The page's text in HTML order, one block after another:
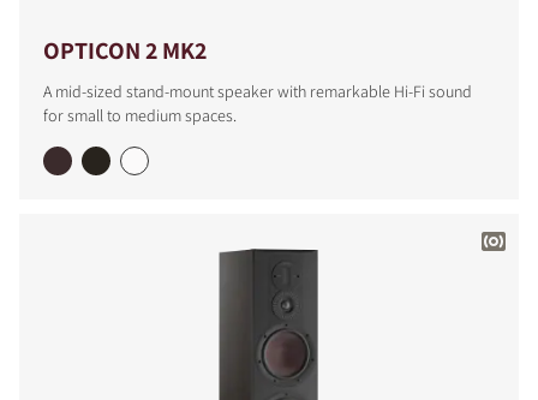
OPTICON 2 MK2
A mid-sized stand-mount speaker with remarkable Hi-Fi sound
for small to medium spaces.